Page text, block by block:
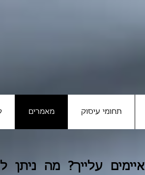
מאמרים תחומי עיסוק
עלייך? מה